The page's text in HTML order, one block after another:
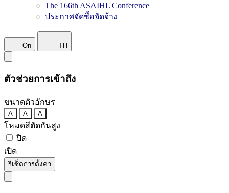
The 166th ASAIHL Conference
ประกาศจัดซื้อจัดจ้าง
On TH
ตัวช่วยการเข้าถึง
ขนาดตัวอักษร
A A A
โหมดสีตัดกันสูง
ปิด
เปิด
รีเซ็ตการตั้งค่า